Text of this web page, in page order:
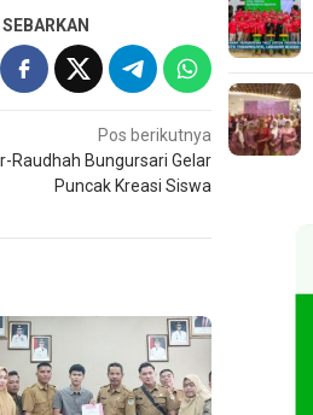
SEBARKAN
Pos berikutnya
Raudhah Bungursari Gelar
Puncak Kreasi Siswa